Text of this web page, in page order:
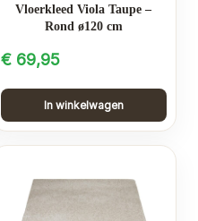
Vloerkleed Viola Taupe –
Rond ø120 cm
€69,95
In winkelwagen